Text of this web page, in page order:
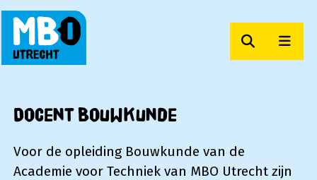
Zoeken
Docent Bouwkunde
Voor de opleiding Bouwkunde van de
Academie voor Techniek van MBO Utrecht zijn